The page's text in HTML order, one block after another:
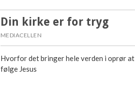
Din kirke er for tryg
MEDIACELLEN
Hvorfor det bringer hele verden i oprør at
følge Jesus